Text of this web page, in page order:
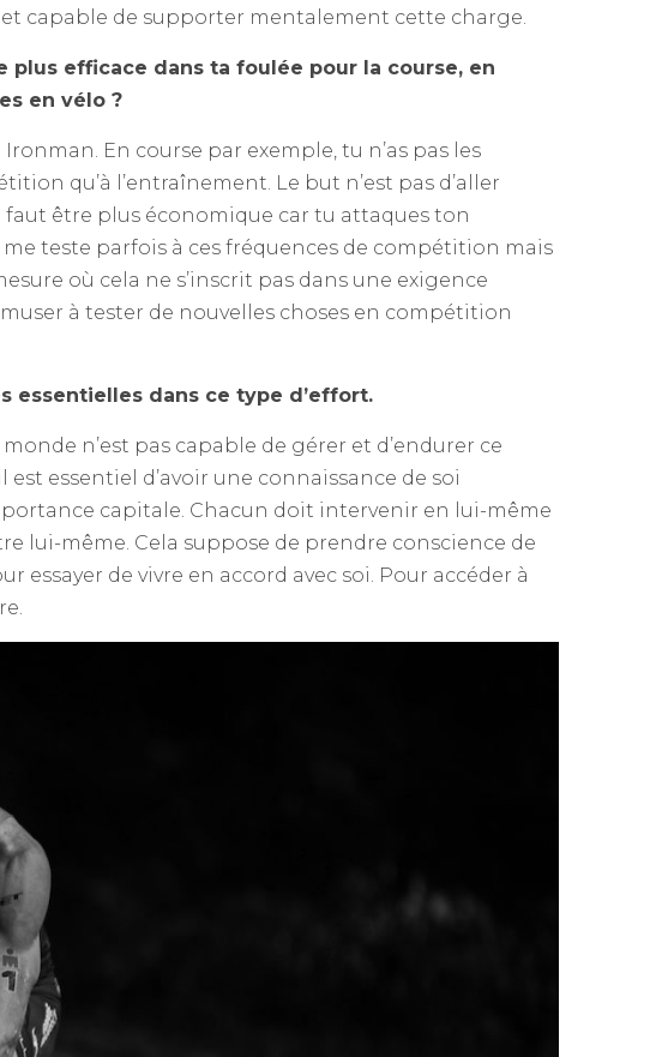
capable de supporter mentalement cette charge.
plus efficace dans ta foulée pour la course, en
en vélo ?
En course par exemple, tu n’as pas les
qu’à l’entraînement. Le but n’est pas d’aller
être plus économique car tu attaques ton
teste parfois à ces fréquences de compétition mais
où cela ne s’inscrit pas dans une exigence
à tester de nouvelles choses en compétition
essentielles dans ce type d’effort.
n’est pas capable de gérer et d’endurer ce
essentiel d’avoir une connaissance de soi
capitale. Chacun doit intervenir en lui-même
lui-même. Cela suppose de prendre conscience de
essayer de vivre en accord avec soi. Pour accéder à